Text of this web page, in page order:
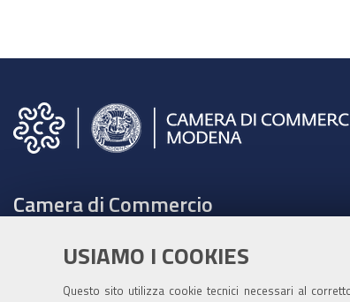
USIAMO I COOKIES
Questo sito utilizza cookie tecnici necessari al
Camera di Commercio
Tel. 059208111 -URP
Contabilità speciale Banca d'Italia: